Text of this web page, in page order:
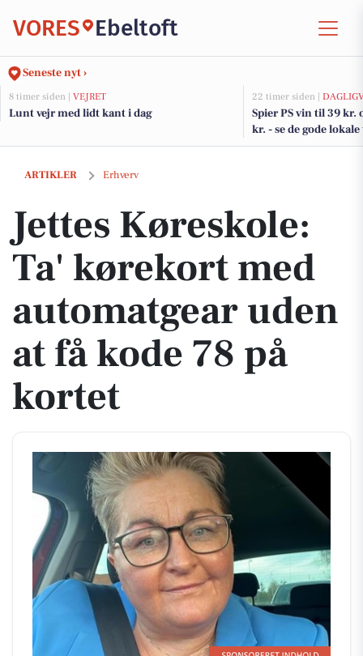
VORES Ebeltoft
Seneste nyt ›
8 timer siden | VEJRET
Lunt vejr med lidt kant i dag
22 timer siden |
Spier PS vin til 39 kr.
kr. - se de gode
ARTIKLER Erhverv
Jettes Køreskole: Ta' kørekort med automatgear uden at få kode 78
Jettes Køreskole:
Ta' kørekort med
automatgear uden
at få kode 78 på
kortet